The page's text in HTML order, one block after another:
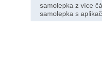
samolepka z více
samolepka s